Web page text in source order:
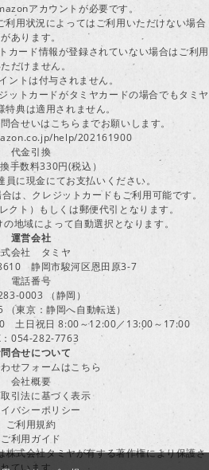
アカウントが必要です。
用状況によってはご利用いただけない場合
があります。
カード情報が登録されていない場合はご利用
だけません。
ントは付与されません。
ットカードがタミヤカードの場合でもタミヤ
特典は適用されません。
合せいはこちらまでお願いします。
help/202161900
代金引換
手数料330円(税込）
員に現金にてお支払いください。
は、クレジットカードもご利用可能です。
クト）もしくは郵便代引となります。
地域によって自動選択となります。
運営会社
会社 タミヤ
静岡市駿河区恩田原3-7
電話番号
0003 （静岡）
東京：静岡へ自動転送）
土日祝日 8:00～12:00／13:00～17:00
：054-282-7763
合せについて
せフォームはこちら
会社概要
引法に基づく表示
バシーポリシー
ご利用規約
ご利用ガイド
株式会社タミヤが有する著作権により保護さ
れています。